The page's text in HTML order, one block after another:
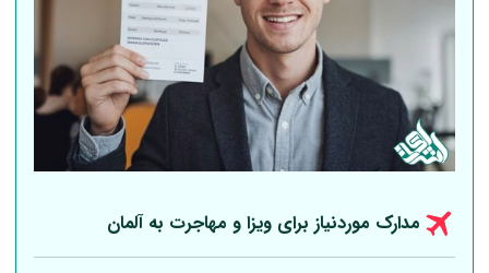
مدارک موردنیاز برای ویزا و مهاجرت بهآلمان